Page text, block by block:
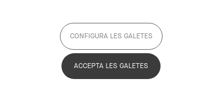
CONFIGURA LES GALETES
ACCEPTA LES GALETES